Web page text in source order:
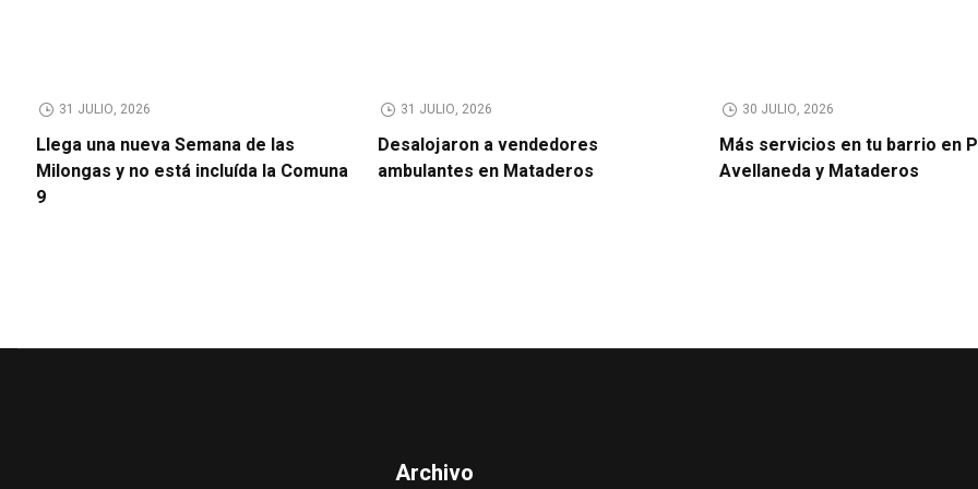
31 JULIO, 2026
Llega una nueva Semana de las
Milongas y no está incluída la Comuna
9
31 JULIO, 2026
Desalojaron a vendedores
ambulantes en Mataderos
30 JULIO, 2026
Más servicios en tu barrio en
Avellaneda y Mataderos
Archivo